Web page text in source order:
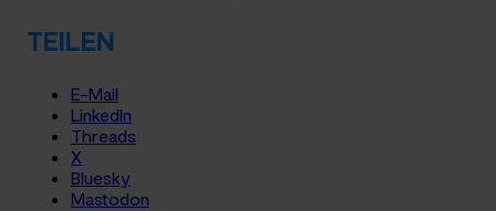
TEILEN
E-Mail
LinkedIn
Threads
X
Bluesky
Mastodon